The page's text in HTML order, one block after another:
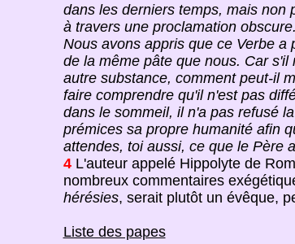
dans les derniers temps, mais non
à travers une proclamation
Nous avons appris que ce Verbe a
de la même pâte que nous. Car
autre substance, comment peut-il
faire comprendre qu'il n'est pas
dans le sommeil, il n'a pas refusé
prémices sa propre humanité afin
attendes, toi aussi, ce que le Père
4L'auteur appelé Hippolyte de
nombreux commentaires
hérésies, serait plutôt un évêque,
Liste des papes